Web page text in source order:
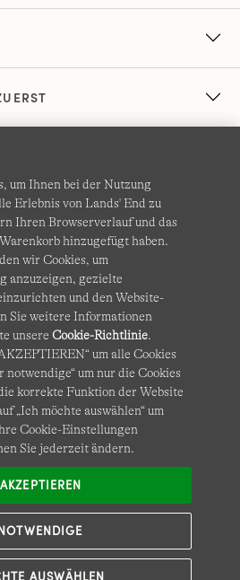
& Sicherheit
auswählen Barrierefreiheit
Internationale Websites
reCAPTCHA geschützt. Es gelten die
undNutzungsbedingungenvon
Google.
um Ihnen bei der Nutzung
Erlebnis von Lands' End zu
Ihren Browserverlauf und das
hinzugefügt haben.
wir Cookies, um
anzuzeigen, gezielte
und den Website-
Sie weitere Informationen
unsereCookie-Richtlinie.
um alle Cookies
notwendige“ um nur die Cookies
korrekte Funktion der Website
„Ich möchte auswählen“ um
Cookie-Einstellungen
Sie jederzeit ändern.
AUSWÄHLEN